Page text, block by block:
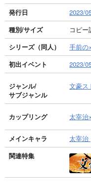
発行日
2023/
種別/サイズ
コピ
シリーズ（同人）
手前の
初出イベント
2023/
ジャンル/
サブジャンル
文豪ス
カップリング 太宰治
メインキャラ 太宰治
関連特集